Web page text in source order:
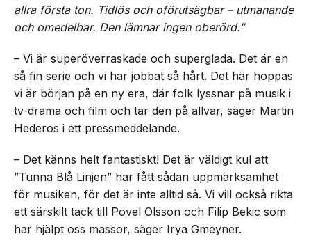
allra första ton. Tidlös och oförutsägbar – utmanande
och omedelbar. Den lämnar ingen oberörd.”
– Vi är superöverraskade och superglada. Det är en
så fin serie och vi har jobbat så hårt. Det här hoppas
vi är början på en ny era, där folk lyssnar på musik i
tv-drama och film och tar den på allvar, säger Martin
Hederos i ett pressmeddelande.
– Det känns helt fantastiskt! Det är väldigt kul att
”Tunna Blå Linjen” har fått sådan uppmärksamhet
för musiken, för det är inte alltid så. Vi vill också rikta
ett särskilt tack till Povel Olsson och Filip Bekic som
har hjälpt oss massor, säger Irya Gmeyner.